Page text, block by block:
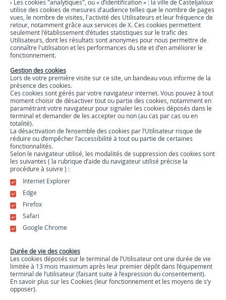
› Les cookies "analytiques", ou « d’identification » : la ville de Casteljaloux
utilise des cookies de mesures d'audience telles que le nombre de pages
vues, le nombre de visites, l'activité des Utilisateurs et leur fréquence de
retour, notamment grâce aux services de X. Ces cookies permettent
seulement l'établissement d'études statistiques sur le trafic des
Utilisateurs, dont les résultats sont anonymes pour nous permettre de
connaître l'utilisation et les performances du site et d'en améliorer le
fonctionnement.
Gestion des cookies
Lors de votre première visite sur ce site, un bandeau vous informe de la
présence des cookies.
Ces cookies sont gérés par votre navigateur internet. Vous pouvez à tout
moment choisir de désactiver tout ou partie des cookies, notamment en
paramétrant votre navigateur pour signaler les cookies déposés dans le
terminal et demander de les accepter ou non (au cas par cas ou en
totalité).
La désactivation de l’ensemble des cookies par l’Utilisateur risque de
réduire ou d’empêcher l’accessibilité à tout ou partie de certaines
fonctionnalités.
Selon le navigateur utilisé, les modalités de suppression des cookies sont
les suivantes ( la rubrique d’aide du navigateur utilisé précise la
procédure à suivre ) :
Internet Explorer
Edge
Firefox
Safari
Google Chrome
Durée de vie des cookies
Les cookies déposés sur le terminal de l’Utilisateur ont une durée de vie
limitée à 13 mois maximum après leur premier dépôt dans l’équipement
terminal de l’utilisateur (faisant suite à l’expression du consentement).
En savoir plus sur les Cookies (leur fonctionnement et les moyens de s’y
opposer).